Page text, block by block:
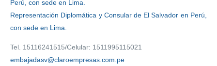
Representación Diplomática y Consular de El Salvador en Perú,
con sede en Lima.
Tel. 15116241515/Celular: 1511995115021
embajadasv@claroempresas.com.pe